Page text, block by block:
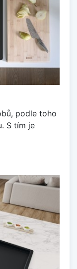
podle toho
S tím je